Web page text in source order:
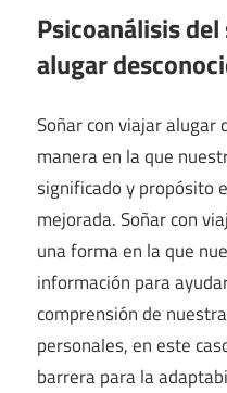
Psicoanálisis
alugar
Soñar con viajar alugar
manera en la que
significado y propósito
mejorada. Soñar con
una forma en la que
información para
comprensión de
personales, en este
barrera para la